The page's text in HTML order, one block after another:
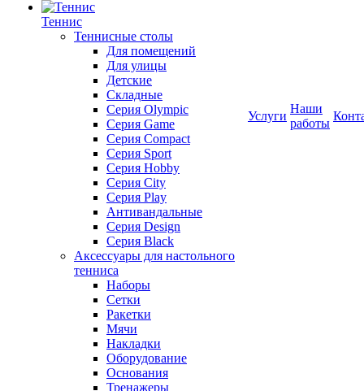
Теннис
Теннисные столы
Для помещений
Для улицы
Детские
Складные
Серия Olympic
Серия Game
Серия Compact
Серия Sport
Серия Hobby
Серия City
Серия Play
Антивандальные
Серия Design
Серия Black
Аксессуары для настольного
тенниса
Наборы
Сетки
Ракетки
Мячи
Накладки
Оборудование
Основания
Тренажеры
Услуги
Наши
работы